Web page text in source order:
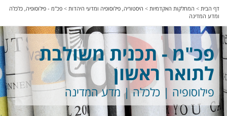
דף הבית > המחלקות האקדמיות > היסטוריה, פילוסופיה ומדעי היהדות > פכ"מ - פילוסופיה, כלכלה
ומדע המדינה
פכ"מ - תכנית משולבת
לתואר ראשון
פילוסופיה | כלכלה | מדע המדינה